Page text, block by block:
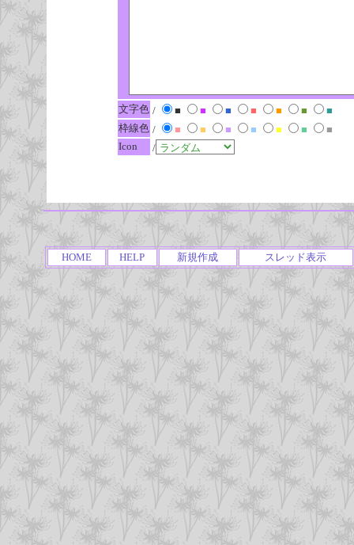
文字色 / ■ ■ ■ ■ ■ ■
■
枠線色 / ■ ■ ■ ■ ■ ■
■
Icon
/
HOME HELP 新規作成 スレッド表示